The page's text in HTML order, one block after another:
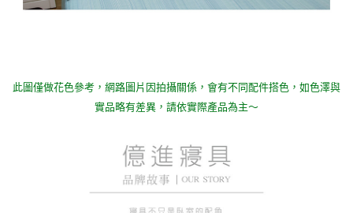
此圖僅做花色參考， 網路圖片因拍攝關係，會有不同配件搭色，如色澤與
實品略有差異，請依實際產品為主～